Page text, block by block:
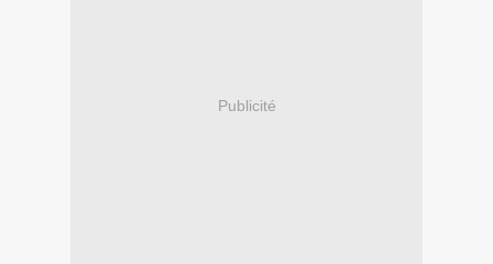
Publicité